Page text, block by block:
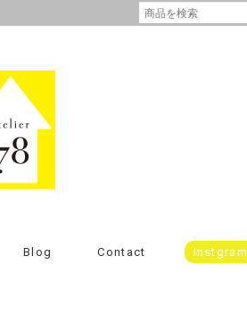
Blog Contact Instgram